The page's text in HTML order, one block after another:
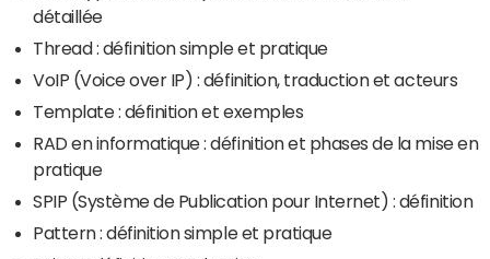
détaillée
Thread : définition simple et pratique
VoIP (Voice over IP) : définition, traduction et acteurs
Template : définition et exemples
RAD en informatique : définition et phases de la mise en
pratique
SPIP (Système de Publication pour Internet) : définition
Pattern : définition simple et pratique